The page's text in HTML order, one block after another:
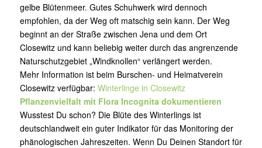
gelbe Blütenmeer. Gutes Schuhwerk wird dennoch
empfohlen, da der Weg oft matschig sein kann. Der Weg
beginnt an der Straße zwischen Jena und dem Ort
Closewitz und kann beliebig weiter durch das angrenzende
Naturschutzgebiet „Windknollen“ verlängert werden.
Mehr Information ist beim Burschen- und Heimatverein
Closewitz verfügbar: Winterlinge in Closewitz
Pflanzenvielfalt mit Flora Incognita dokumentieren
Wusstest Du schon? Die Blüte des Winterlings ist
deutschlandweit ein guter Indikator für das Monitoring der
phänologischen Jahreszeiten. Wenn Du Deinen Standort für